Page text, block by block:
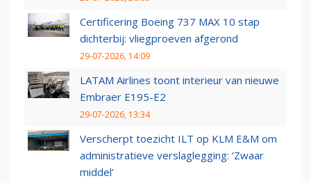
Certificering Boeing 737 MAX 10 stap
dichterbij: vliegproeven afgerond
29-07-2026, 14:09
LATAM Airlines toont interieur van nieuwe
Embraer E195-E2
29-07-2026, 13:34
Verscherpt toezicht ILT op KLM E&M om
administratieve verslaglegging: ‘Zwaar
middel’